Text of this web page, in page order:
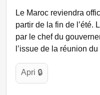
Le Maroc reviendra
partir de la fin de l’été.
par le chef du
l’issue de la réunion
Apri 🔒